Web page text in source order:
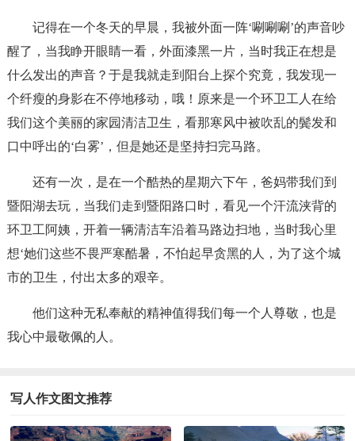
记得在一个冬天的早晨，我被外面一阵‘唰唰唰’的声音吵
醒了，当我睁开眼睛一看，外面漆黑一片，当时我正在想是
什么发出的声音？于是我就走到阳台上探个究竟，我发现一
个纤瘦的身影在不停地移动，哦！原来是一个环卫工人在给
我们这个美丽的家园清洁卫生，看那寒风中被吹乱的鬓发和
口中呼出的‘白雾’，但是她还是坚持扫完马路。
还有一次，是在一个酷热的星期六下午，爸妈带我们到
暨阳湖去玩，当我们走到暨阳路口时，看见一个汗流浃背的
环卫工阿姨，开着一辆清洁车沿着马路边扫地，当时我心里
想‘她们这些不畏严寒酷暑，不怕起早贪黑的人，为了这个城
市的卫生，付出太多的艰辛。
他们这种无私奉献的精神值得我们每一个人尊敬，也是
我心中最敬佩的人。
写人作文图文推荐